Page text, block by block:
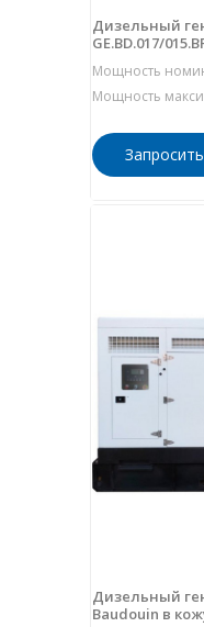
Дизельный
GE.BD.017/
Мощность
Мощность
Дизельный
Baudouin в